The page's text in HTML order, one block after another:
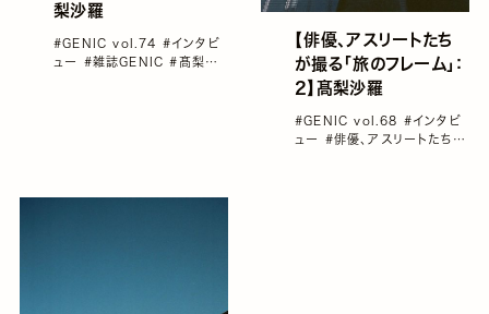
梨沙羅
#GENIC vol.74 #インタビ
ュー #雑誌GENIC#髙梨沙
【俳優、アスリートたち
が撮る「旅のフレーム」：
2】髙梨沙羅
#GENIC vol.68 #インタビ
ュー #俳優、アスリートたちが